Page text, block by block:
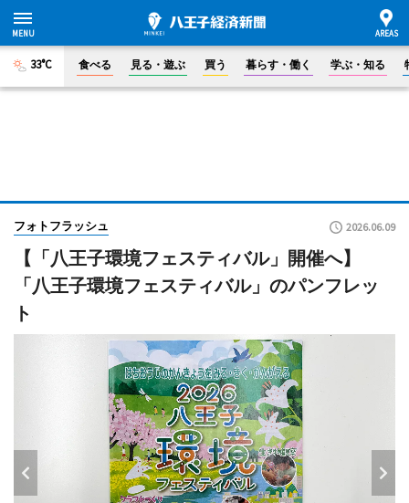
33°C 食べる 見る・遊ぶ 買う 暮らす・働く 学ぶ・知る
フォトフラッシュ 2026.06.09
【「八王子環境フェスティバル」開催へ】
「八王子環境フェスティバル」のパンフレッ
ト